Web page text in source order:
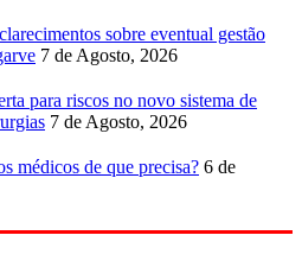
sobre eventual gestão
7 de Agosto, 2026
para riscos no novo sistema de
7 de Agosto, 2026
médicos de que precisa? 6 de